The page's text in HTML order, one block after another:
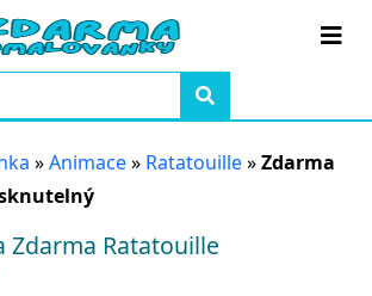
»Animace» Ratatouille»Zdarma
Zdarma Ratatouille